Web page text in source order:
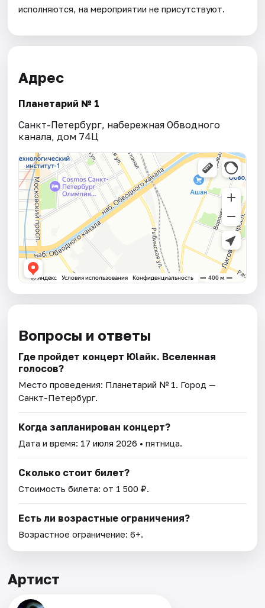
исполняются, на мероприятии не присутствуют.
Адрес
Планетарий № 1
Санкт-Петербург, набережная Обводного
канала, дом 74Ц
Вопросы и ответы
Где пройдет концерт Юlaйк. Вселенная
голосов?
Место проведения: Планетарий № 1. Город —
Санкт-Петербург.
Когда запланирован концерт?
Дата и время: 17 июля 2026 • пятница.
Сколько стоит билет?
Стоимость билета: от 1 500 ₽.
Есть ли возрастные ограничения?
Возрастное ограничение: 6+.
Артист